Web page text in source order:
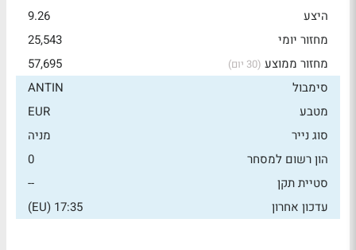
היצע
9.26
מחזור יומי
25,543
מחזור ממוצע (30 יום)
57,695
סימבול
ANTIN
מטבע
EUR
סוג נייר
מניה
הון רשום למסחר
0
סטיית תקן
--
עדכון אחרון
17:35 (EU)